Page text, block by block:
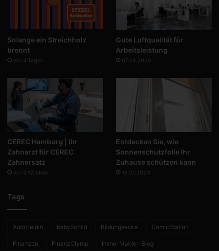
Solange ein Streichholz
brennt
vor 4 Tagen
Gute Luftqualität für
Arbeitsleistung
07.04.2026
CEREC Hamburg | Ihr
Zahnarzt für CEREC
Zahnersatz
vor 3 Wochen
Entdecken Sie, wie
Sonnenschutzfolie Ihr
Zuhause schützen kann
18.01.2023
Tags
AutoHeldin baby2child Bildungsecke ComicStation
Finanzen FinanzOlymp Immo-Makler-Blog